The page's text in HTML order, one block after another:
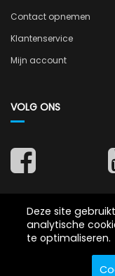
Contact opnemen
Klantenservice
Mijn account
VOLG ONS
ZEKERHEDEN
Deze site
analytische
te optimaliseren.